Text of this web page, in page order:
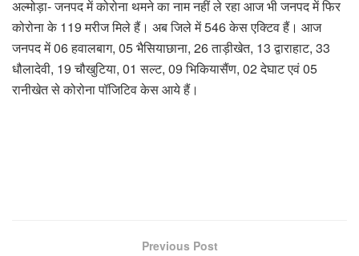
अल्मोड़ा- जनपद में कोरोना थमने का नाम नहीं ले रहा आज भी जनपद में फिर
कोरोना के 119 मरीज मिले हैं। अब जिले में 546 केस एक्टिव हैं। आज
जनपद में 06 हवालबाग, 05 भैसियाछाना, 26 ताड़ीखेत, 13 द्वाराहाट, 33
धौलादेवी, 19 चौखुटिया, 01 सल्ट, 09 भिकियासैंण, 02 देघाट एवं 05
रानीखेत से कोरोना पॉजिटिव केस आये हैं।
Previous Post